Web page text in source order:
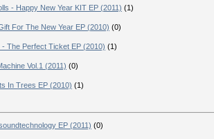
- Happy New Year KIT EP (2011) (1)
For The New Year EP (2010) (0)
The Perfect Ticket EP (2010) (1)
Vol.1 (2011) (0)
In Trees EP (2010) (1)
EP (2011) (0)